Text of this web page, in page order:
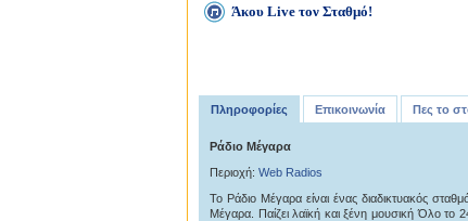
Άκου Live τον Σταθμό!
Πληροφορίες Επικοινωνία Πες το
Ράδιο Μέγαρα
Περιοχή: Web Radios
Το Ράδιο Μέγαρα είναι ένας διαδικτυακός
Μέγαρα. Παίζει λαϊκή και ξένη μουσική Όλο το